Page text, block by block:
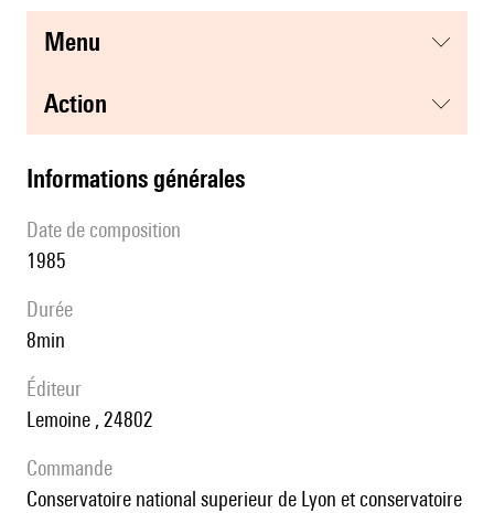
menu
action
informations générales
date de composition
1985
durée
8min
éditeur
Lemoine , 24802
Commande
Conservatoire national superieur de Lyon et conservatoire